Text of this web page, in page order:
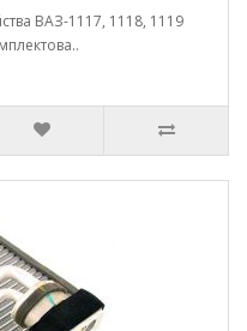
ВАЗ-1117, 1118, 1119